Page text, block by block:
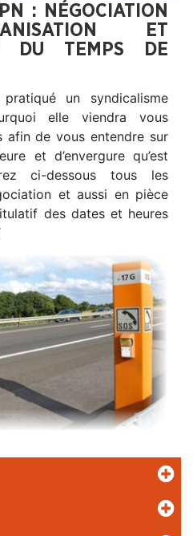
: NÉGOCIATION
ET
DU TEMPS DE
un syndicalisme
elle viendra vous
afin de vous entendre sur
et d’envergure qu’est
ci-dessous tous les
et aussi en pièce
des dates et heures